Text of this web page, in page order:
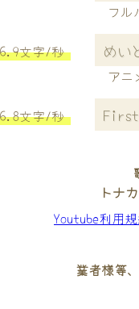
フル
6.9文字/秒 め
アニ
6.8文字/秒
トナ
Youtube利用
業者様等